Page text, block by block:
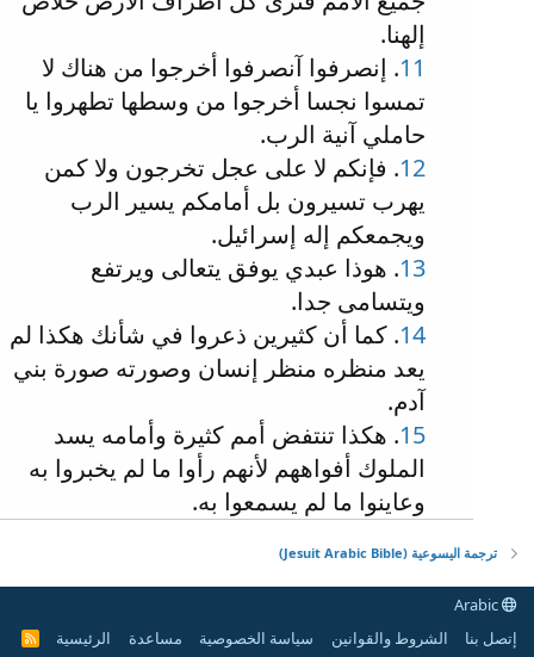
إلهنا.
11. إنصرفوا آنصرفوا أخرجوا من هناك لا
تمسوا نجسا أخرجوا من وسطها تطهروا يا
حاملي آنية الرب.
12. فإنكم لا على عجل تخرجون ولا كمن
يهرب تسيرون بل أمامكم يسير الرب
ويجمعكم إله إسرائيل.
13. هوذا عبدي يوفق يتعالى ويرتفع
ويتسامى جدا.
14. كما أن كثيرين ذعروا في شأنك هكذا لم
يعد منظره منظر إنسان وصورته صورة بني
آدم.
15. هكذا تنتفض أمم كثيرة وأمامه يسد
الملوك أفواههم لأنهم رأوا ما لم يخبروا به
وعاينوا ما لم يسمعوا به.
ترجمة اليسوعية (Jesuit Arabic Bible)
إتصل بنا
الشروط والقوانين سياسة الخصوصية مساعدة الرئيسية
R